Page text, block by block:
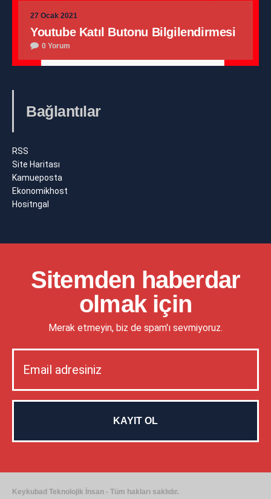
27 Ocak 2021
Youtube Katıl Butonu Bilgilendirmesi
0 Yorum
Bağlantılar
RSS
Site Haritası
Kamueposta
Ekonomikhost
Hositngal
Sitemden haberdar
olmak için
Merak etmeyin, biz de spam'ı sevmiyoruz.
Keykubad Teknolojik İnsan - Tüm hakları saklıdır.